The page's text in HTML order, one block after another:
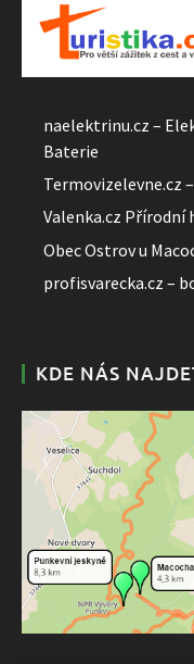
naelektrinu.cz –
Baterie
Termovizelevne.cz
Valenka.cz Přírodní
Obec Ostrov u
profisvarecka.cz –
KDE NÁS